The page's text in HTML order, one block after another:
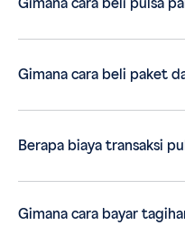
Gimana cara beli pulsa
Gimana cara beli paket
Berapa biaya transaksi
Gimana cara bayar